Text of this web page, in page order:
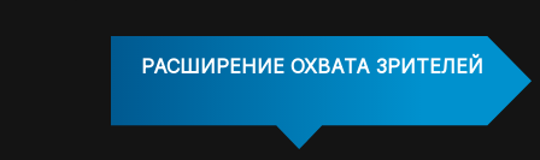
РАСШИРЕНИЕ ОХВАТА ЗРИТЕЛЕЙ